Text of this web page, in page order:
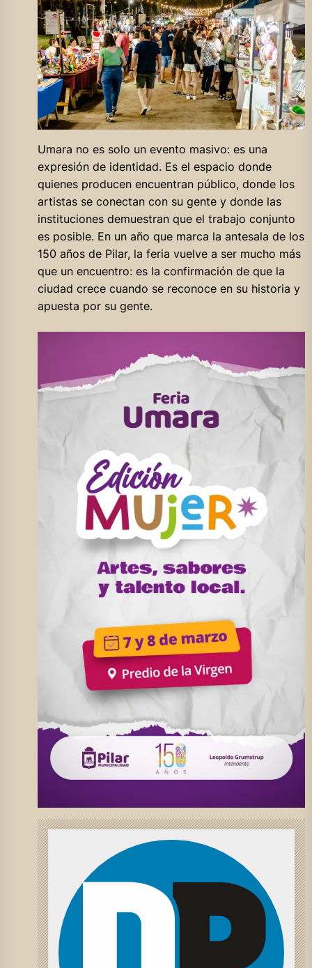
Umara no es solo un evento masivo: es una
expresión de identidad. Es el espacio donde
quienes producen encuentran público, donde los
artistas se conectan con su gente y donde las
instituciones demuestran que el trabajo conjunto
es posible. En un año que marca la antesala de los
150 años de Pilar, la feria vuelve a ser mucho más
que un encuentro: es la confirmación de que la
ciudad crece cuando se reconoce en su historia y
apuesta por su gente.